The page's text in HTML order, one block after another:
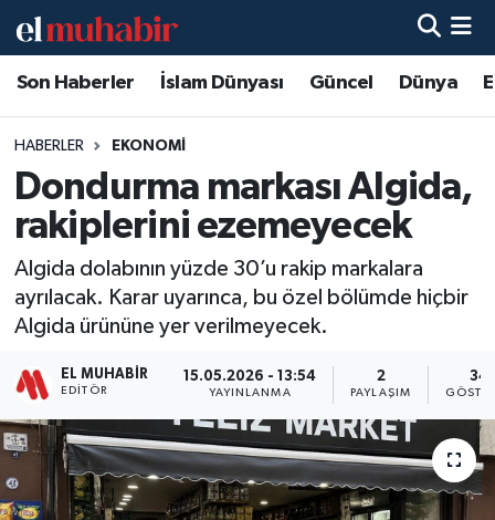
Son Haberler İslam Dünyası Güncel Dünya
HABERLER EKONOMI
Dondurma markası Algida,
rakiplerini ezemeyecek
Algida dolabının yüzde 30’u rakip markalara
ayrılacak. Karar uyarınca, bu özel bölümde hiçbir
Algida ürününe yer verilmeyecek.
EL MUHABIR
EDITÖR
15.05.2026 - 13:54
YAYINLANMA
2
PAYLAŞIM
34
Hava Durumu
Trafik Durumu
Süper Lig Puan Durumu ve Fikstür
Son Dakika Haberleri
Haber Arşivi